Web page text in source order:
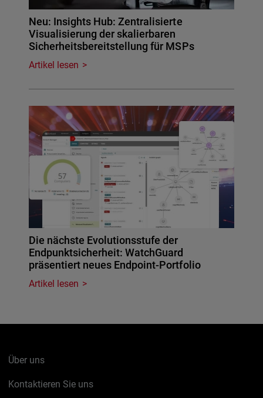
Neu: Insights Hub: Zentralisierte
Visualisierung der skalierbaren
Sicherheitsbereitstellung für MSPs
Artikel lesen
Die nächste Evolutionsstufe der
Endpunktsicherheit: WatchGuard
präsentiert neues Endpoint-Portfolio
Artikel lesen
Über uns
Kontaktieren Sie uns